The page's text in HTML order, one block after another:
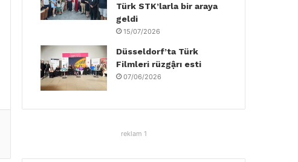
Türk STK’larla bir araya
geldi
15/07/2026
Düsseldorf’ta Türk
Filmleri rüzgậrı esti
07/06/2026
reklam 1